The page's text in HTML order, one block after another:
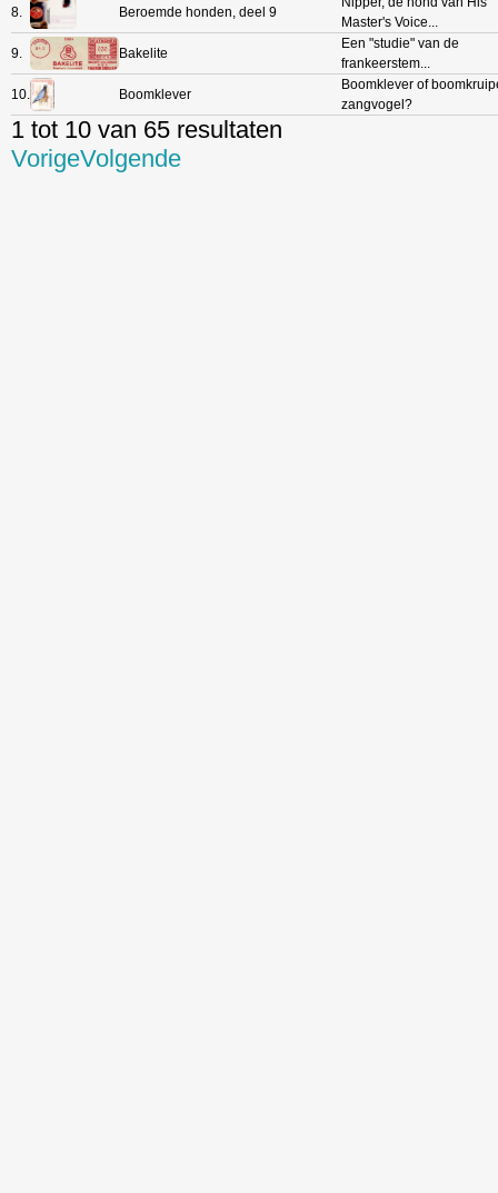
8.
Beroemde honden, deel 9
Master's Voice...
9.
Bakelite
Een "studie" van de
frankeerstem...
10.
Boomklever
Boomklever of
zangvogel?
1 tot 10 van 65 resultaten
VorigeVolgende